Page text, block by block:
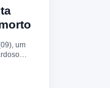
um
de